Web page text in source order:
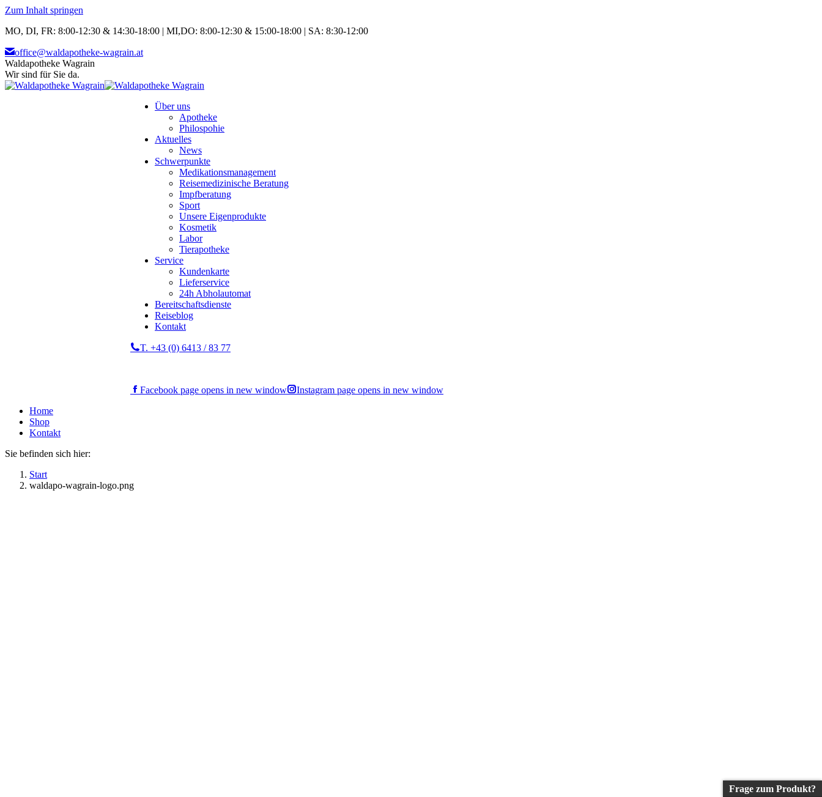
Zum Inhalt springen
MO, DI, FR: 8:00-12:30 & 14:30-18:00 | MI,DO: 8:00-12:30 & 15:00-18:00 | SA: 8:30-12:00
office@waldapotheke-wagrain.at
Waldapotheke Wagrain
Wir sind für Sie da.
Über uns
Apotheke
Philospohie
Aktuelles
News
Schwerpunkte
Medikationsmanagement
Reisemedizinische Beratung
Impfberatung
Sport
Unsere Eigenprodukte
Kosmetik
Labor
Tierapotheke
Service
Kundenkarte
Lieferservice
24h Abholautomat
Bereitschaftsdienste
Reiseblog
Kontakt
T. +43 (0) 6413 / 83 77
Facebook page opens in new window
Instagram page opens in new window
Home
Shop
Kontakt
Sie befinden sich hier:
Start
waldapo-wagrain-logo.png
Frage zum Produkt?